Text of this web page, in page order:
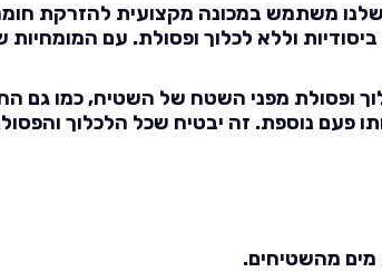
משתמש במכונה מקצועית להזרקת
וללא לכלוך ופסולת. עם המומחיות
ופסולת מפני השטח של השטיח, כמו
נוספת. זה יבטיח שכל הלכלוך
מים מהשטיחים.